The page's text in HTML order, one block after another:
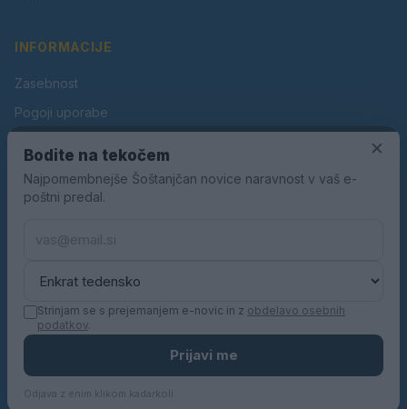
INFORMACIJE
Zasebnost
Pogoji uporabe
Oglaševanje
Kontakt
KN MEDIA d.o.o.
×
Bodite na tekočem
Najpomembnejše Šoštanjčan novice naravnost v vaš e-
poštni predal.
Strinjam se s prejemanjem e-novic in z obdelavo osebnih
podatkov.
Prijavi me
Odjava z enim klikom kadarkoli.